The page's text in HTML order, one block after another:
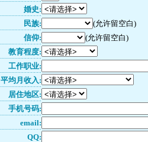
婚史:
民族:
(允许留空白)
信仰:
(允许留空白)
教育程度:
工作职业:
平均月收入:
居住地区:
手机号码:
email:
QQ: